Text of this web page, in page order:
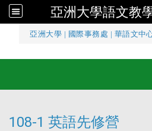
亞洲大學語文教
亞洲大學 國際事務處 華語文中
亞洲大學語文教
108-1 英語先修營